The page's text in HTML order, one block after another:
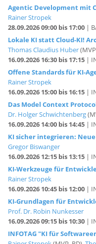
Agentic Development mit
Rainer Stropek
28.09.2026 09:00 bis 17:00|
Lokale KI statt Cloud-KI!
Thomas Claudius Huber
16.09.2026 16:30 bis 17:15|
Offene Standards für KI-
Rainer Stropek
16.09.2026 15:00 bis 16:15|
Das Model Context
Dr. Holger Schwichtenberg
16.09.2026 14:00 bis 14:45|
KI sicher integrieren:
Gregor Biswanger
16.09.2026 12:15 bis 13:15|
KI-Werkzeuge für
Rainer Stropek
16.09.2026 10:45 bis 12:00|
KI-Grundlagen für
Prof. Dr. Robin Nunkesser
16.09.2026 09:15 bis 10:30|
INFOTAG "KI für